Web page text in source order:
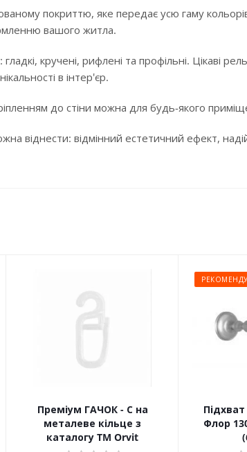
покриттю, яке передає усю гаму
вашого житла.
кручені, рифлені та профільні. Цікаві
в інтер'єр.
до стіни можна для будь-якого
віднести: відмінний естетичний ефект,
Преміум ГАЧОК - С на
металеве кільце з
каталогу TM Orvit
Флор